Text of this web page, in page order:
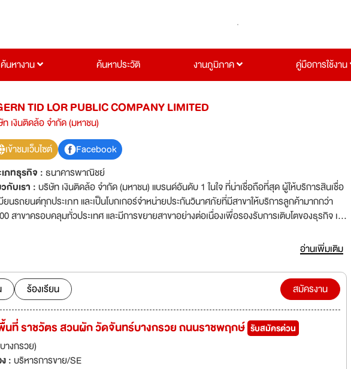
ค้นหางาน ค้นหาประวัติ งานภูมิภาค คู่มือการใช้งาน
TID LOR PUBLIC COMPANY LIMITED
เงินติดล้อ จำกัด (มหาชน)
เข้าชมเว็บไซต์
Facebook
ภทธุรกิจ : ธนาคารพาณิชย์
กับเรา :บริษัท เงินติดล้อ จำกัด (มหาชน) แบรนด์อันดับ 1 ในใจ ที่น่าเชื่อถือที่สุด ผู้ให้บริการสินเชื่อ
ยนรถยนต์ทุกประเภท และเป็นโบกเกอร์จำหน่ายประกันวินาศภัยที่มีสาขาให้บริการลูกค้ามากกว่า
สาขาครอบคลุมทั่วประเทศ และมีการขยายสาขาอย่างต่อเนื่องเพื่อรองรับการเติบโตของธุรกิจ เรา
งใจของพนักงาน “เงินติดล้อ” จึงเป็นชื่อแรกที่ลูกค้านึกถึง ไว้ใจ แนะนำ และบอกต่อมากที่สุด รางวัลที่
Innovative Digital Innovation in Financial Inclusion (Winner) และ
Leadership in Customer Experience (Winner) โดย Digital CX Awards by The
-Outstanding CX in Digital Sales Strategy (Winner) และ Best Use of
and Analytics for CX (Highly Acclaimed) โดย Digital CX Awards by The Digital Banker
Banking & Finance 2021 -
Most Admired Brand หมวดสินเชื่อที่มีทะเบียนรถเป็นประกัน 3 ปีซ้อน โดยนิตยสาร
ผ่านหลากหลายเรื่องราวของชาวเงินติดล้อ ที่เราตั้งใจทำมาเพื่อ
อ่านเพิ่มเติม
ร้องเรียน สมัครงาน
นที่ ราชวัตร สวนผัก วัดจันทร์บางกรวย ถนนราชพฤกษ์ รับสมัครด่วน
างกรวย)
:บริหารการขาย/SE